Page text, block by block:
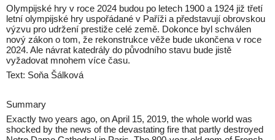
Olympijské hry v roce 2024 budou po letech 1900 a 1924 již třetí
letní olympijské hry uspořádané v Paříži a představují obrovskou
výzvu pro udržení prestiže celé země. Dokonce byl schválen
nový zákon o tom, že rekonstrukce věže bude ukončena v roce
2024. Ale návrat katedrály do původního stavu bude jistě
vyžadovat mnohem více času.
Text: Soňa Šálková
Summary
Exactly two years ago, on April 15, 2019, the whole world was
shocked by the news of the devastating fire that partly destroyed